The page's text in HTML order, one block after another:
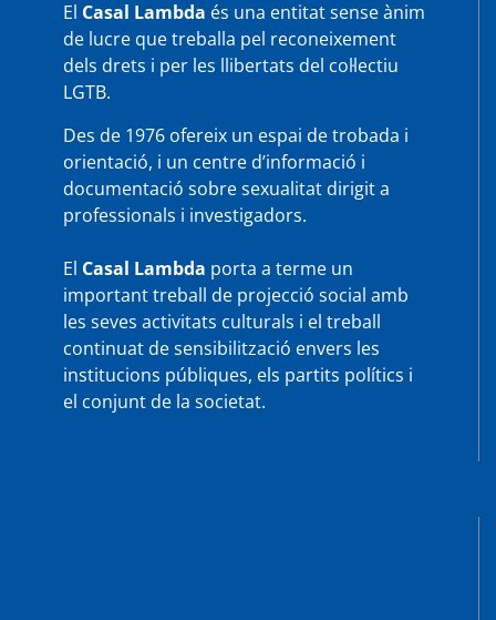
El Casal Lambda és una entitat sense ànim
de lucre que treballa pel reconeixement
dels drets i per les llibertats del col·lectiu
LGTB.
Des de 1976 ofereix un espai de trobada i
orientació, i un centre d’informació i
documentació sobre sexualitat dirigit a
professionals i investigadors.
El Casal Lambda porta a terme un
important treball de projecció social amb
les seves activitats culturals i el treball
continuat de sensibilització envers les
institucions públiques, els partits polítics i
el conjunt de la societat.